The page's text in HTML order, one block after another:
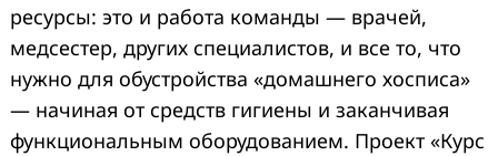
ресурсы: это и работа команды — врачей,
медсестер, других специалистов, и все то, что
нужно для обустройства «домашнего хосписа»
— начиная от средств гигиены и заканчивая
функциональным оборудованием. Проект «Курс